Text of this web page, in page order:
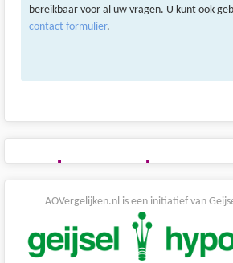
bereikbaar voor al uw vragen. U kunt ook
contact formulier.
AOVergelijken.nl is een initiatief van